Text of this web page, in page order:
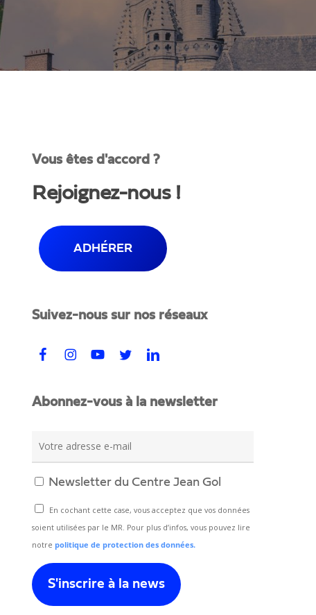
Vous êtes d'accord ?
Rejoignez-nous !
ADHÉRER
Suivez-nous sur nos réseaux
Abonnez-vous à la newsletter
Newsletter du Centre Jean Gol
En cochant cette case, vous acceptez que vos données
soient utilisées par le MR. Pour plus d’infos, vous pouvez lire
notre politique de protection des données.